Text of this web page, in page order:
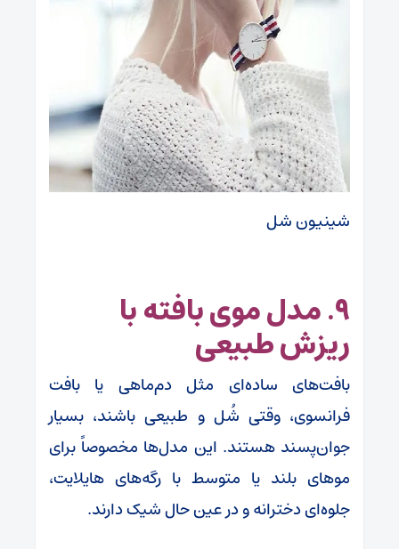
شینیون شل
۹. مدل موی بافته با
ریزش طبیعی
بافت‌های ساده‌ای مثل دم‌ماهی یا بافت
فرانسوی، وقتی شُل و طبیعی باشند، بسیار
جوان‌پسند هستند. این مدل‌ها مخصوصاً برای
موهای بلند یا متوسط با رگه‌های هایلایت،
جلوه‌ای دخترانه و در عین حال شیک دارند.